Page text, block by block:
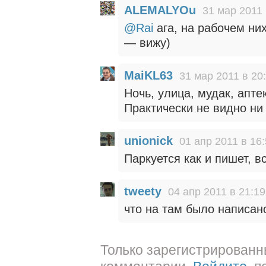
ALEMALYOu 31 мар 2011
@Rai ага, на рабочем
— вижу)
MaiKL63 31 мар 2011 в
Ночь, улица, мудак,
Практически не видно
unionick 01 апр 2011 в
Паркуется как и пишет,
tweety 04 апр 2011 в 21:19
что на там было
Только